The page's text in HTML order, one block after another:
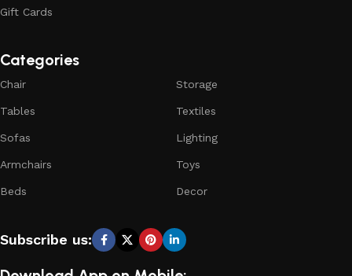
Gift Cards
Categories
Chair
Tables
Sofas
Armchairs
Beds
Storage
Textiles
Lighting
Toys
Decor
Subscribe us: